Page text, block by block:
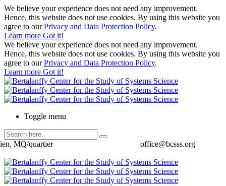
We believe your experience does not need any improvement.
Hence, this website does not use cookies. By using this website you
agree to ourPrivacy and Data Protection Policy.
Learn more Got it!
We believe your experience does not need any improvement.
Hence, this website does not use cookies. By using this website you
agree to ourPrivacy and Data Protection Policy.
Learn more Got it!
Toggle menu
office@bcsss.org
MQ/quartier